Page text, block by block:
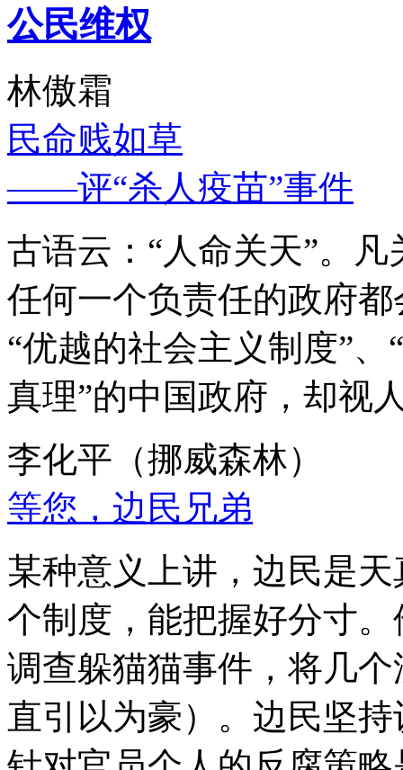
公民维权
林傲霜
民命贱如草
——评“杀人疫苗”事件
古语云：“人命关天”。
任何一个负责任的政府
“优越的社会主义制度”
真理”的中国政府，却视
李化平（挪威森林）
等您，边民兄弟
某种意义上讲，边民是
个制度，能把握好分寸
调查躲猫猫事件，将几
直引以为豪）。边民坚